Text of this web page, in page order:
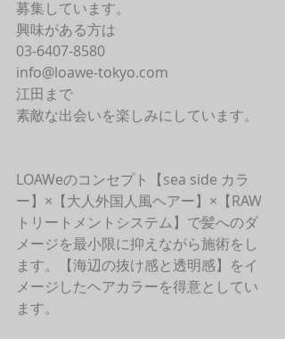
募集しています。
興味がある方は
03-6407-8580
info@loawe-tokyo.com
江田まで
素敵な出会いを楽しみにしています。
LOAWeのコンセプト【sea side カラ
ー】×【大人外国人風ヘアー】×【RAW
トリートメントシステム】で髪へのダ
メージを最小限に抑えながら施術をし
ます。【海辺の抜け感と透明感】をイ
メージしたヘアカラーを得意としてい
ます。